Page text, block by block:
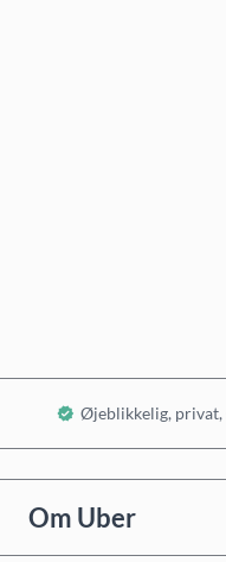
Øjeblikkelig, privat,
Om Uber